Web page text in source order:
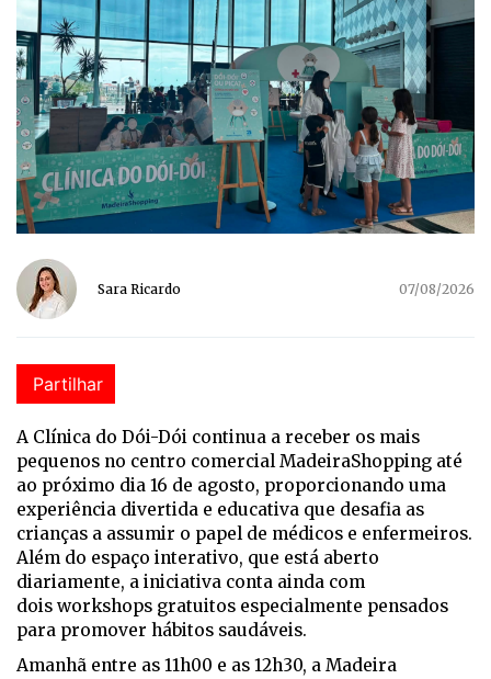
Sara Ricardo 07/08/2026
Partilhar
A Clínica do Dói-Dói continua a receber os mais
pequenos no centro comercial MadeiraShopping até
ao próximo dia 16 de agosto, proporcionando uma
experiência divertida e educativa que desafia as
crianças a assumir o papel de médicos e enfermeiros.
Além do espaço interativo, que está aberto
diariamente, a iniciativa conta ainda com
dois workshops gratuitos especialmente pensados
para promover hábitos saudáveis.
Amanhã entre as 11h00 e as 12h30, a Madeira